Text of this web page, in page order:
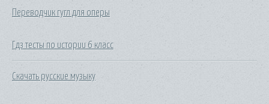
Переводчик гугл для оперы
Гдз тесты по истории 6 класс
Скачать русские музыку